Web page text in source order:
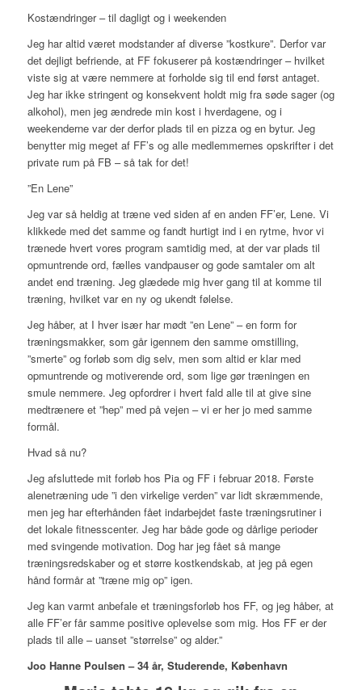
Kostændringer – til dagligt og i weekenden
Jeg har altid været modstander af diverse ”kostkure”. Derfor var
det dejligt befriende, at FF fokuserer på kostændringer – hvilket
viste sig at være nemmere at forholde sig til end først antaget.
Jeg har ikke stringent og konsekvent holdt mig fra søde sager (og
alkohol), men jeg ændrede min kost i hverdagene, og i
weekenderne var der derfor plads til en pizza og en bytur. Jeg
benytter mig meget af FF’s og alle medlemmernes opskrifter i det
private rum på FB – så tak for det!
”En Lene”
Jeg var så heldig at træne ved siden af en anden FF’er, Lene. Vi
klikkede med det samme og fandt hurtigt ind i en rytme, hvor vi
trænede hvert vores program samtidig med, at der var plads til
opmuntrende ord, fælles vandpauser og gode samtaler om alt
andet end træning. Jeg glædede mig hver gang til at komme til
træning, hvilket var en ny og ukendt følelse.
Jeg håber, at I hver især har mødt ”en Lene” – en form for
træningsmakker, som går igennem den samme omstilling,
”smerte” og forløb som dig selv, men som altid er klar med
opmuntrende og motiverende ord, som lige gør træningen en
smule nemmere. Jeg opfordrer i hvert fald alle til at give sine
medtrænere et ”hep” med på vejen – vi er her jo med samme
formål.
Hvad så nu?
Jeg afsluttede mit forløb hos Pia og FF i februar 2018. Første
alenetræning ude ”i den virkelige verden” var lidt skræmmende,
men jeg har efterhånden fået indarbejdet faste træningsrutiner i
det lokale fitnesscenter. Jeg har både gode og dårlige perioder
med svingende motivation. Dog har jeg fået så mange
træningsredskaber og et større kostkendskab, at jeg på egen
hånd formår at ”træne mig op” igen.
Jeg kan varmt anbefale et træningsforløb hos FF, og jeg håber, at
alle FF’er får samme positive oplevelse som mig. Hos FF er der
plads til alle – uanset ”størrelse” og alder.”
Joo Hanne Poulsen – 34 år, Studerende, København